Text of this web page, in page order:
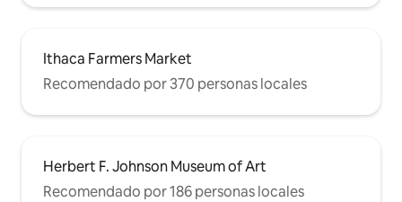
Ithaca Farmers Market
Recomendado por 370 personas locales
Herbert F. Johnson Museum of Art
Recomendado por 186 personas locales